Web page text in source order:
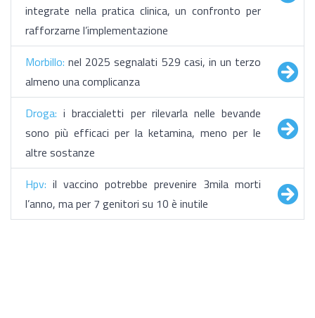
integrate nella pratica clinica, un confronto per
rafforzarne l’implementazione
Morbillo: nel 2025 segnalati 529 casi, in un terzo
almeno una complicanza
Droga: i braccialetti per rilevarla nelle bevande
sono più efficaci per la ketamina, meno per le
altre sostanze
Hpv: il vaccino potrebbe prevenire 3mila morti
l’anno, ma per 7 genitori su 10 è inutile